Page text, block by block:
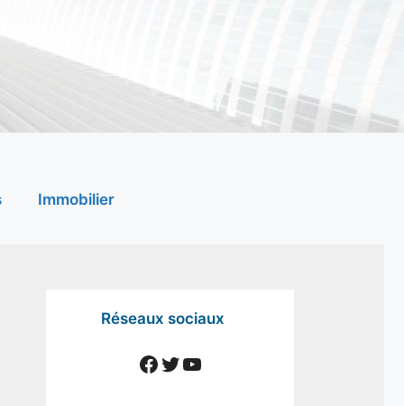
Immobilier
Réseaux sociaux
Facebook
Twitter
YouTube